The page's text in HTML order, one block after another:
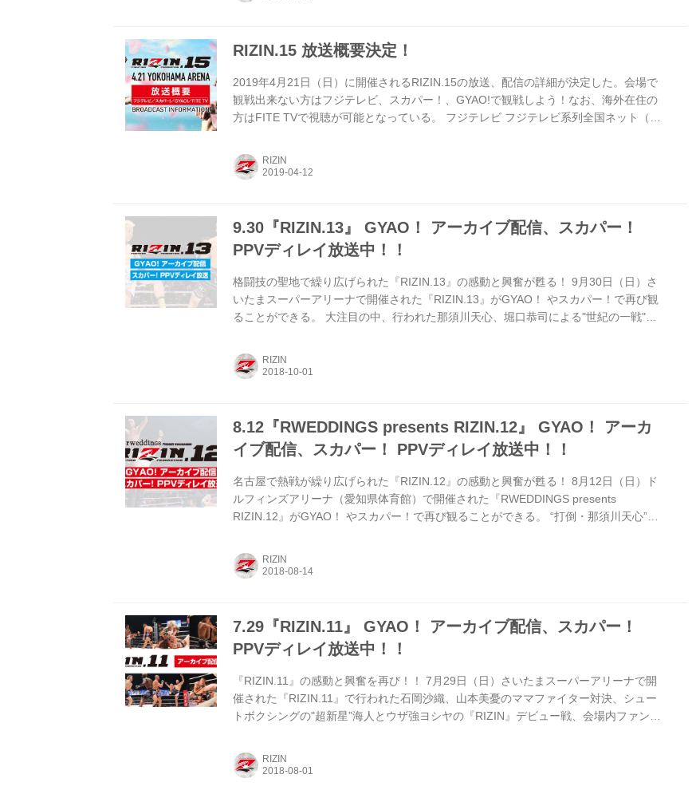
RIZIN.15 放送概要決定！
2019年4月21日（日）に開催されるRIZIN.15の放送、配信の詳細が決定した。会場で
観戦出来ない方はフジテレビ、スカパー！、GYAO!で観戦しよう！なお、海外在住の
方はFITE TVで視聴が可能となっている。 フジテレビ フジテレビ系列全国ネット（一
サイト スカパー！ 完全生中継でお届け！高画質＆大画面で見るならスカパー！ 放送
日時 2019年4月21日（日）15:00〜22:00 視聴料金 3,000円（税別） 販売期間 2019年
RIZIN
9.30『RIZIN.13』 GYAO！ アーカイブ配信、スカパー！
PPVディレイ放送中！！
格闘技の聖地で繰り広げられた『RIZIN.13』の感動と興奮が甦る！ 9月30日（日）さ
いたまスーパーアリーナで開催された『RIZIN.13』がGYAO！ やスカパー！で再び観
ることができる。 大注目の中、行われた那須川天心、堀口恭司による"世紀の一戦"、
MMAデビュー戦、ミルコ・クロコップの復帰戦など、格闘技の聖地を揺らした熱戦が
「GYAO！」でアーカイブを無料配信中。また、「スカパー！」では試合だけでな
RIZIN
8.12『RWEDDINGS presents RIZIN.12』 GYAO！ アーカ
イブ配信、スカパー！ PPVディレイ放送中！！
名古屋で熱戦が繰り広げられた『RIZIN.12』の感動と興奮が甦る！ 8月12日（日）ド
ルフィンズアリーナ（愛知県体育館）で開催された『RWEDDINGS presents
RIZIN.12』がGYAO！ やスカパー！で再び観ることができる。 “打倒・那須川天心”を
海人、朝倉海の兄・未来のRIZINデビュー戦、1年4ヶ月ぶりにRIZINの舞台に戻ってき
た元谷友貴、初のメインを飾った矢地祐介vsルイス・グスタボのバトルなど、全12試
RIZIN
7.29『RIZIN.11』 GYAO！ アーカイブ配信、スカパー！
PPVディレイ放送中！！
『RIZIN.11』の感動と興奮を再び！！ 7月29日（日）さいたまスーパーアリーナで開
催された『RIZIN.11』で行われた石岡沙織、山本美憂のママファイター対決、シュー
トボクシングの"超新星”海人とウザ強ヨシヤの『RIZIN』デビュー戦、会場内ファン総
の中で行われた浅倉カンナとRENAの再戦など、全10試合がGYAO、スカパー！で再
び見ることができる。 「GYAO！」では全10試合が視聴できるアーカイブを無料配信
RIZIN